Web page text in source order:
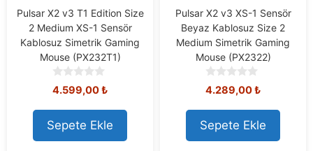
Pulsar X2 v3 T1 Edition Size
2 Medium XS-1 Sensör
Kablosuz Simetrik Gaming
Mouse (PX232T1)
0
o
u
t
o
f
4.599,00₺
Sepete Ekle
Pulsar X2 v3 XS-1 Sensör
Beyaz Kablosuz Size 2
Medium Simetrik Gaming
Mouse (PX2322)
0
o
u
t
o
f
4.289,00₺
Sepete Ekle